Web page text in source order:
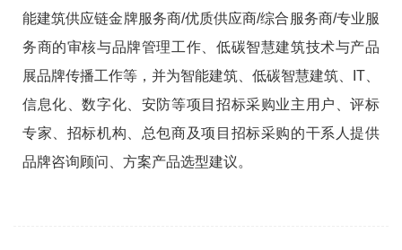
能建筑供应链金牌服务商/优质供应商/综合服务商/专业服
务商的审核与品牌管理工作、低碳智慧建筑技术与产品
展品牌传播工作等，并为智能建筑、低碳智慧建筑、IT、
信息化、数字化、安防等项目招标采购业主用户、评标
专家、招标机构、总包商及项目招标采购的干系人提供
品牌咨询顾问、方案产品选型建议。